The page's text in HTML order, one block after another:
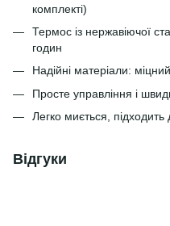
комплекті)
Термос із нержавіючої
годин
Надійні матеріали:
Просте управління і
Легко миється,
Відгуки